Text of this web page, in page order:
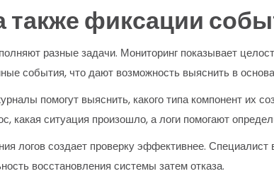
также фиксации
разные задачи. Мониторинг показывает
события, что дают возможность выяснить в
помогут выяснить, какого типа компонент
какая ситуация произошло, а логи помогают
логов создает проверку эффективнее.
восстановления системы затем отказа.